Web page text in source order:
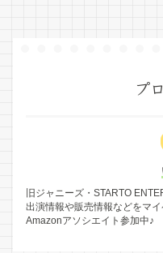
プ
旧ジャニーズ・STARTO
出演情報や販売情報などをマ
Amazonアソシエイト参加中♪